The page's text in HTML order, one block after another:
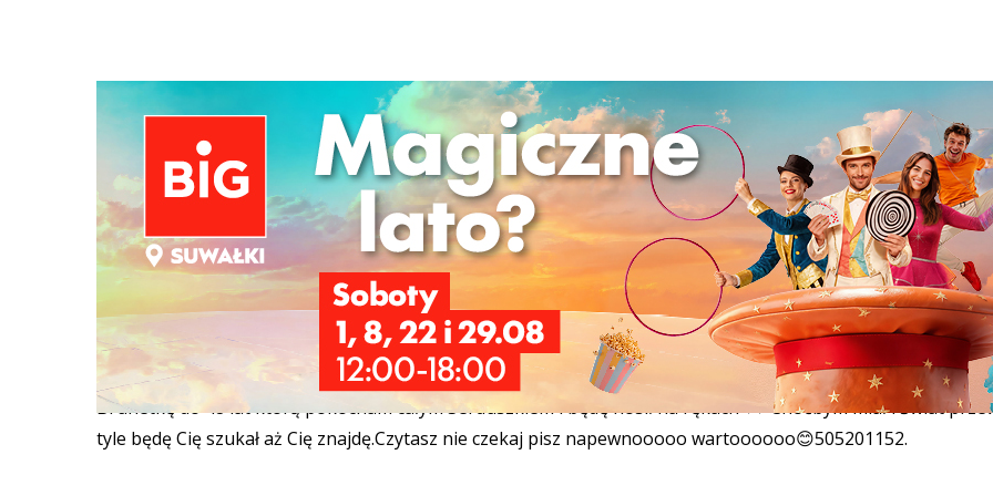
Ścieżka
nawigacyjna
Strona główna Towarzyskie /Wysoki przystojny Szarmancki Brunet dla Brunetki♥️♥️
Facebook PinterestTumblr Reddit
Wysoki przystojny Szarmancki Brunet dla Brunetki♥️♥️
Witam Was Kochane Brunetki 😊 Na imię mi Wojtek jestem wysokim szcupłym jak struna megaaaaa
męskim bardzo bardzo przystojnym Brunetem o piwnych oczkach śniadej karnacji zawsze ładnie opalony na
190 cm wzrostu mam 50 lat ale wyglądam młodziej.Jesem od dawna po rozwodzie mam jednego dorosłego
mieszkam w Suwałkach.Jestem inteligentnym, bardzo miłym, bardzo zadbanym, potrafię super tańczyć,
pracowitym i zawsze uśmiechniętym Mężczyzną 😊Poznam tylko wolną wysoką szczupłą zadbaną kobiecą
Brunetkę do 48 lat którą pokocham całym Serduszkiem i będę nosił na rękach ♥️♥️ Choćbym miał i Świat
tyle będę Cię szukał aż Cię znajdę.Czytasz nie czekaj pisz napewnooooo wartoooooo😊505201152.